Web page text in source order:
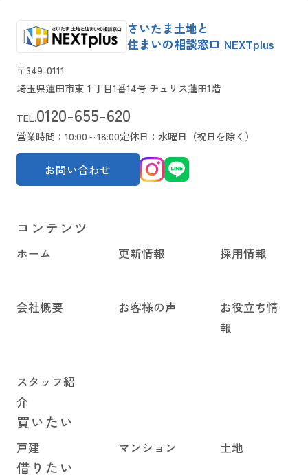
さいたま土地と
住まいの相談窓口 NEXTplus
〒349-0111
埼玉県蓮田市東１丁目1番14号 チュリス蓮田1階
TEL.0120-655-620
営業時間：10:00～18:00定休日：水曜日（祝日を除く）
お問い合わせ
コンテンツ
ホーム 更新情報 採用情報
会社概要 お客様の声
お役立ち情
報
スタッフ紹
介
買いたい
戸建 マンション 土地
借りたい